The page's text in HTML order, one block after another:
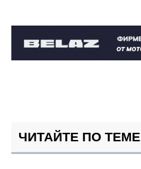
ЧИТАЙТЕ ПО ТЕМЕ